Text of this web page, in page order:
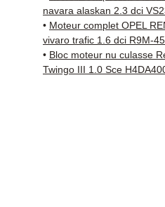
navara alaskan 2.3 dci
• Moteur complet OPEL
vivaro trafic 1.6 dci R9M-
• Bloc moteur nu culasse
Twingo III 1.0 Sce